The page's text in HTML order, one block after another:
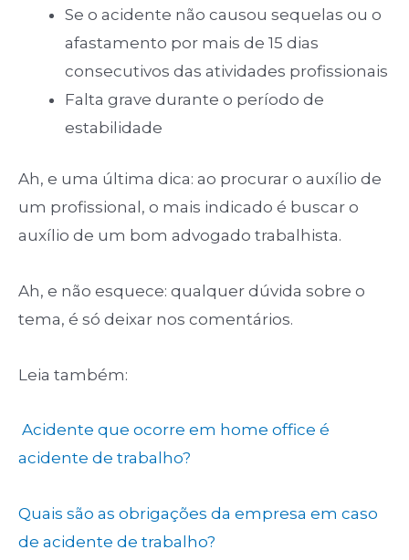
Se o acidente não causou sequelas ou o
afastamento por mais de 15 dias
consecutivos das atividades profissionais
Falta grave durante o período de
estabilidade
Ah, e uma última dica: ao procurar o auxílio de
um profissional, o mais indicado é buscar o
auxílio de um bom advogado trabalhista.
Ah, e não esquece: qualquer dúvida sobre o
tema, é só deixar nos comentários.
Leia também:
Acidente que ocorre em home office é
acidente de trabalho?
Quais são as obrigações da empresa em caso
de acidente de trabalho?